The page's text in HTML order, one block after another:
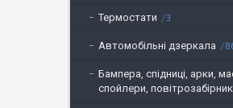
Термостати 3
Автомобільні дзеркала
Бампера, спідниці, арки,
спойлери,